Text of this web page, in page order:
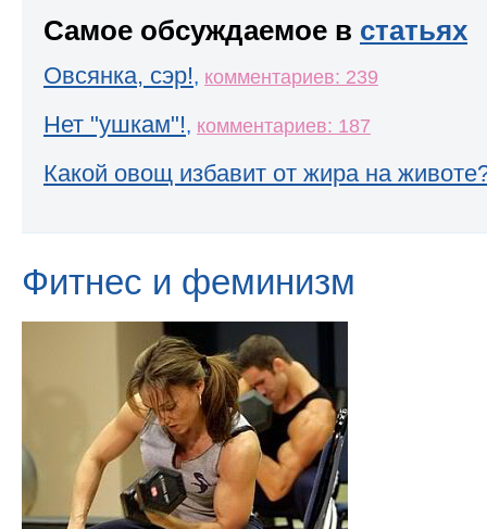
Самое обсуждаемое в статьях
Овсянка, сэр!, комментариев: 239
Нет "ушкам"!, комментариев: 187
Какой овощ избавит от жира на
Фитнес и феминизм